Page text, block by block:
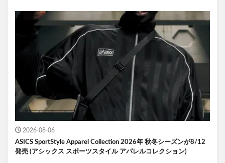
2026-08-06
ASICS SportStyle Apparel Collection 2026年 秋冬シーズンが8/12
発売 (アシックス スポーツスタイル アパレルコレクション)